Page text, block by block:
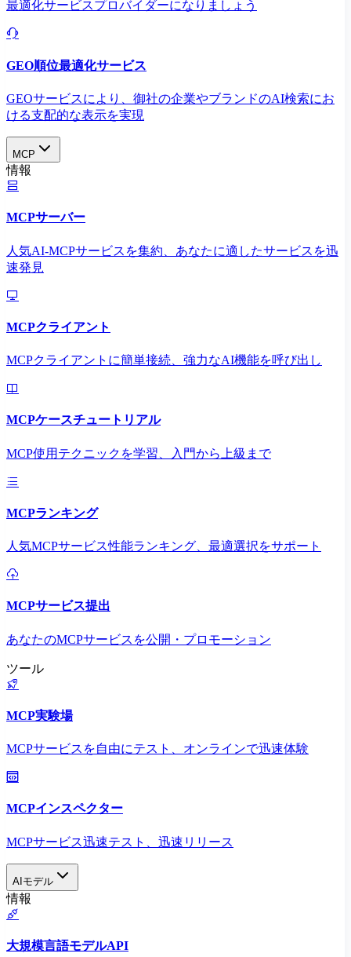
最適化サービスプロバイダーになりましょう
GEO順位最適化サービス
GEOサービスにより、御社の企業やブランドのAI検索にお
ける支配的な表示を実現​
MCP
情報
MCPサーバー
人気AI-MCPサービスを集約、あなたに適したサービスを迅
速発見
MCPクライアント
MCPクライアントに簡単接続、強力なAI機能を呼び出し
MCPケースチュートリアル
MCP使用テクニックを学習、入門から上級まで
MCPランキング
人気MCPサービス性能ランキング、最適選択をサポート
MCPサービス提出
あなたのMCPサービスを公開・プロモーション
ツール
MCP実験場
MCPサービスを自由にテスト、オンラインで迅速体験
MCPインスペクター
MCPサービス迅速テスト、迅速リリース
AIモデル
情報
大規模言語モデルAPI